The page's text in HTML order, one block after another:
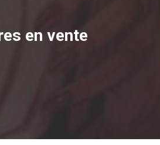
en vente